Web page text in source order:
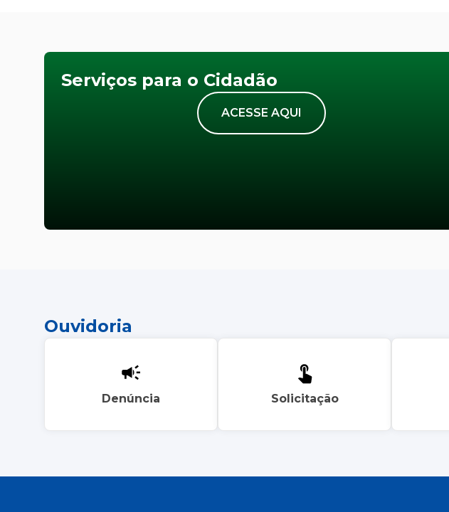
Serviços para o Cidadão
ACESSE AQUI
Ouvidoria
Denúncia Solicitação